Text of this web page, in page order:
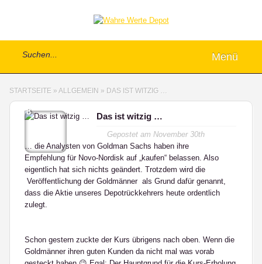
Menü
STARTSEITE » ALLGEMEIN » DAS IST WITZIG …
8 Das ist witzig …
Gepostet am November 30th
… die Analysten von Goldman Sachs haben ihre
Empfehlung für Novo-Nordisk auf „kaufen“ belassen. Also
eigentlich hat sich nichts geändert. Trotzdem wird die
Veröffentlichung der Goldmänner als Grund dafür genannt,
dass die Aktie unseres Depotrückkehrers heute ordentlich
zulegt.
Schon gestern zuckte der Kurs übrigens nach oben. Wenn die
Goldmänner ihren guten Kunden da nicht mal was vorab